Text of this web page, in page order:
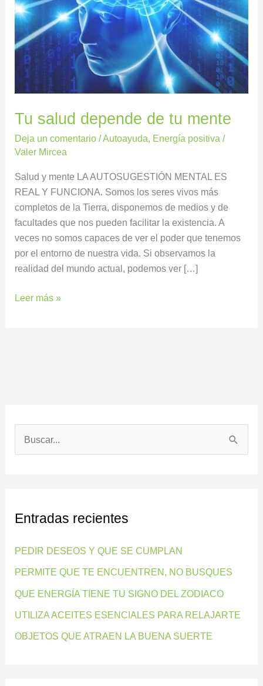
Tu salud depende de tu mente
Deja un comentario /Autoayuda, Energía positiva /
Valer Mircea
Salud y mente LA AUTOSUGESTIÓN MENTAL ES
REAL Y FUNCIONA. Somos los seres vivos más
completos de la Tierra, disponemos de medios y de
facultades que nos pueden facilitar la existencia. A
veces no somos capaces de ver el poder que tenemos
por el entorno de nuestra vida. Si observamos la
realidad del mundo actual, podemos ver […]
Leer más »
a
p
o
r
:
Entradas recientes
PEDIR DESEOS Y QUE SE CUMPLAN
PERMITE QUE TE ENCUENTREN, NO BUSQUES
QUE ENERGÍA TIENE TU SIGNO DEL ZODIACO
UTILIZA ACEITES ESENCIALES PARA RELAJARTE
OBJETOS QUE ATRAEN LA BUENA SUERTE